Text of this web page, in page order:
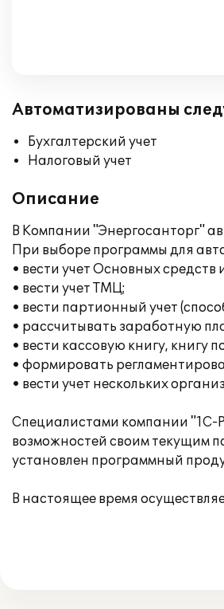
Автоматизированы
Бухгалтерский учет
Налоговый учет
Описание
В Компании "Энергосанторг"
При выборе программы для
• вести учет Основных
• вести учет ТМЦ;
• вести партионный учет
• рассчитывать заработную
• вести кассовую книгу, книгу
• формировать
• вести учет нескольких
Специалистами компании "1С-
возможностей своим текущим
установлен программный
В настоящее время